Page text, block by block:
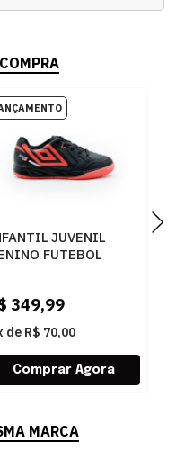
JUVENIL
FUTEBOL
349,99
de R$ 70,00
MARCA